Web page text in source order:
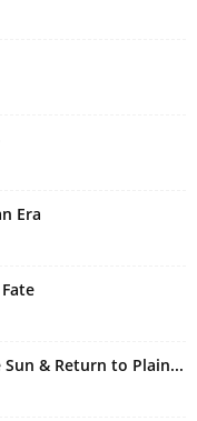
Era
& Return to Plain...